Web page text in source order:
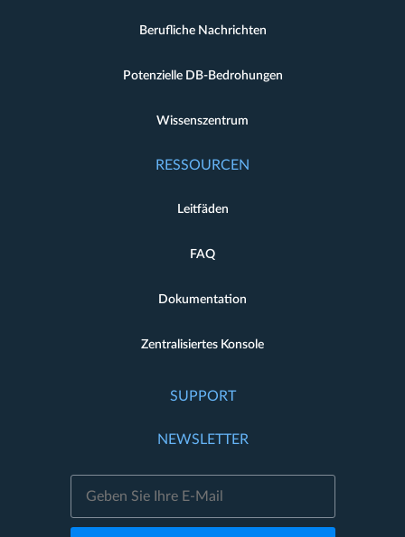
Berufliche Nachrichten
Potenzielle DB-Bedrohungen
Wissenszentrum
RESSOURCEN
Leitfäden
FAQ
Dokumentation
Zentralisiertes Konsole
SUPPORT
NEWSLETTER